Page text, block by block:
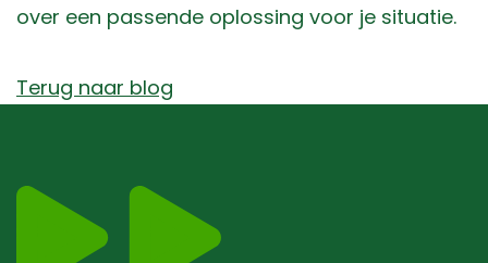
over een passende oplossing voor je situatie.
Terug naar blog